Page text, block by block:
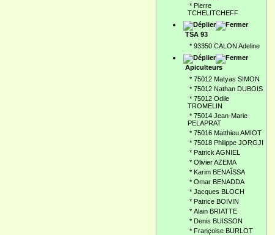
* Pierre
TCHELITCHEFF
TSA 93
* 93350 CALON Adeline
Apiculteurs
* 75012 Matyas SIMON
* 75012 Nathan DUBOIS
* 75012 Odile
TROMELIN
* 75014 Jean-Marie
PELAPRAT
* 75016 Matthieu AMIOT
* 75018 Philippe JORGJI
* Patrick AGNIEL
* Olivier AZEMA
* Karim BENAÎSSA
* Omar BENADDA
* Jacques BLOCH
* Patrice BOIVIN
* Alain BRIATTE
* Denis BUISSON
* Françoise BURLOT